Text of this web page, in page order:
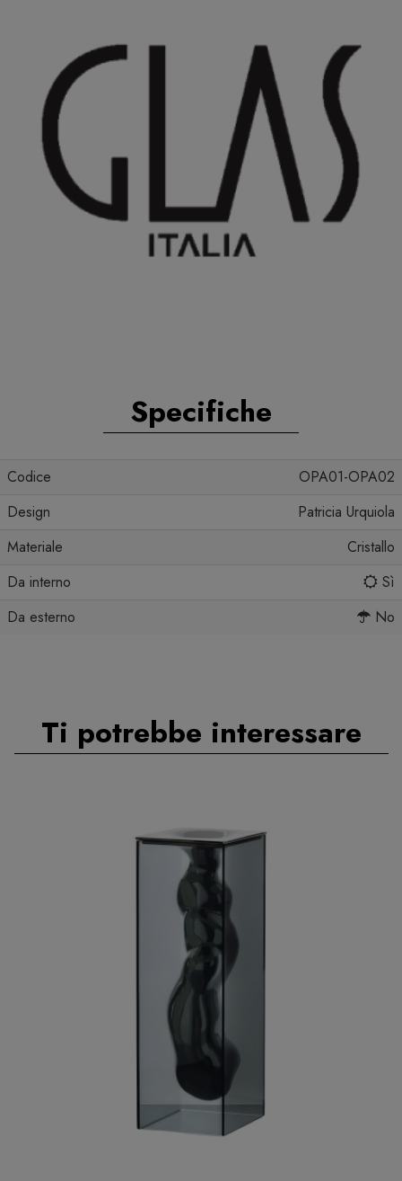
Specifiche
Codice
OPA01-OPA02
Design
Patricia Urquiola
Materiale
Cristallo
Da interno
Sì
Da esterno
No
Ti potrebbe interessare